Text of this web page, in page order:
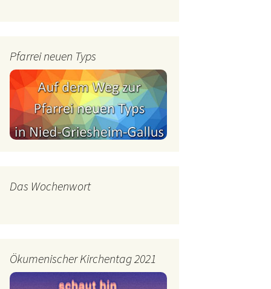
trifft-Franziskus
Wochenwort
Pfarrei neuen Typs
Das Wochenwort
Ökumenischer Kirchentag 2021